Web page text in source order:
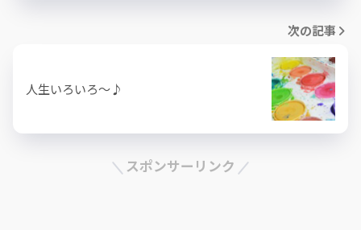
次の記事
人生いろいろ～♪
スポンサーリンク